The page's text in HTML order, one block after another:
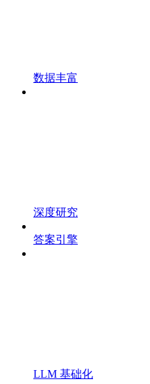
数据丰富
深度研究
答案引擎
LLM 基础化